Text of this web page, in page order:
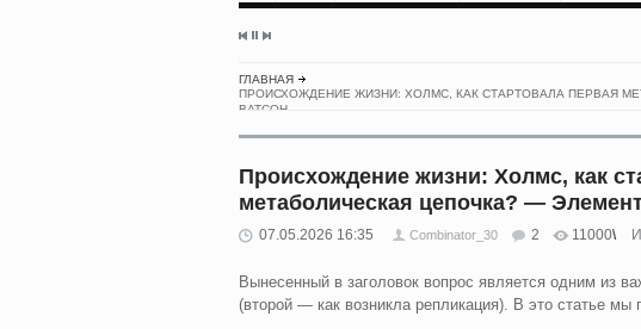
ГЛАВНАЯ
ПРОИСХОЖДЕНИЕ ЖИЗНИ: ХОЛМС, КАК СТАРТОВАЛА ПЕРВАЯ
ВАТСОН…
Происхождение жизни: Холмс, как
метаболическая цепочка? —
07.05.2026 16:35 Combinator_30 2 11000
Вынесенный в заголовок вопрос является одним из
(второй — как возникла репликация). В это статье мы